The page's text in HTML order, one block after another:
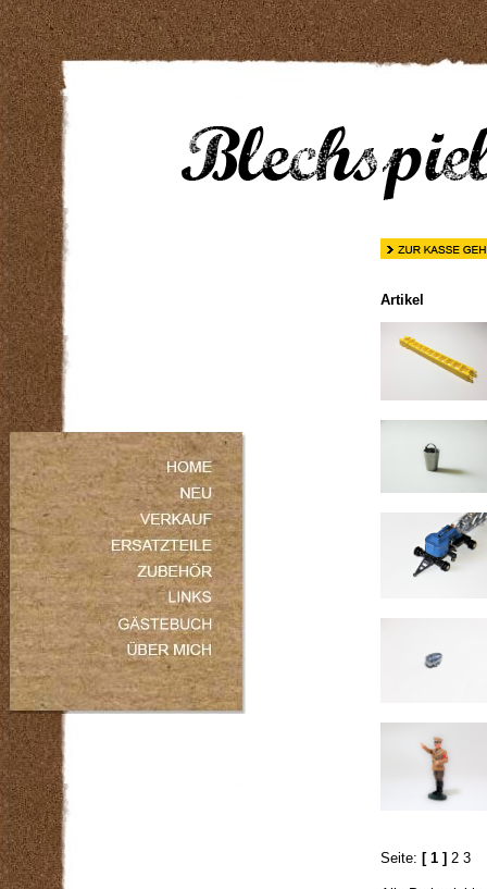
Artikel
Seite: [ 1 ] 2 3